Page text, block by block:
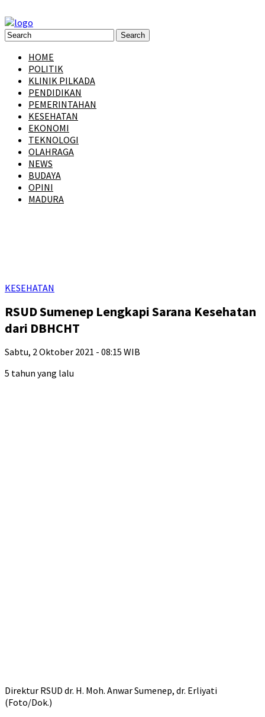
HOME
POLITIK
KLINIK PILKADA
PENDIDIKAN
PEMERINTAHAN
KESEHATAN
EKONOMI
TEKNOLOGI
OLAHRAGA
NEWS
BUDAYA
OPINI
MADURA
KESEHATAN
RSUD Sumenep Lengkapi Sarana Kesehatan
dari DBHCHT
Sabtu, 2 Oktober 2021 - 08:15 WIB
5 tahun yang lalu
Direktur RSUD dr. H. Moh. Anwar Sumenep, dr. Erliyati
(Foto/Dok.)